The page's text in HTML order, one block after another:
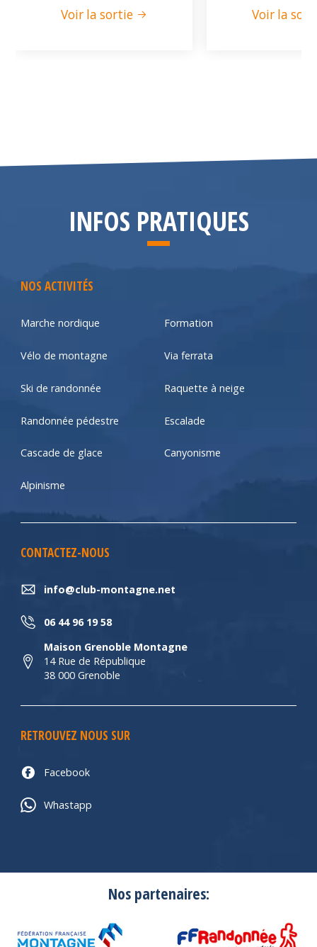
Voir la sortie Voir la
INFOS PRATIQUES
NOS ACTIVITÉS
Marche nordique Formation
Vélo de montagne Via ferrata
Ski de randonnée Raquette à neige
Randonnée pédestre Escalade
Cascade de glace Canyonisme
Alpinisme
CONTACTEZ-NOUS
info@club-montagne.net
06 44 96 19 58
Maison Grenoble Montagne
14 Rue de République
38 000 Grenoble
RETROUVEZ NOUS SUR
Facebook
Whastapp
Nos partenaires: